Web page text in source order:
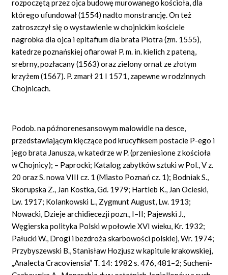
rozpoczętą przez ojca budowę murowanego kościoła, dla
którego ufundował (1554) nadto monstrancję. On też
zatroszczył się o wystawienie w chojnickim kościele
nagrobka dla ojca i epitafium dla brata Piotra (zm. 1555),
katedrze poznańskiej ofiarował P. m. in. kielich z pateną,
srebrny, pozłacany (1563) oraz zielony ornat ze złotym
krzyżem (1567). P. zmarł 21 I 1571, zapewne w rodzinnych
Chojnicach.
Podob. na późnorenesansowym malowidle na desce,
przedstawiającym klęczące pod krucyfiksem postacie P-ego i
jego brata Janusza, w katedrze w P. (przeniesione z kościoła
w Chojnicy); – Paprocki; Katalog zabytków sztuki w Pol., V z.
20 oraz S. nowa VIII cz. 1 (Miasto Poznań cz. 1); Bodniak S.,
Skorupska Z., Jan Kostka, Gd. 1979; Hartleb K., Jan Ocieski,
Lw. 1917; Kolankowski L., Zygmunt August, Lw. 1913;
Nowacki, Dzieje archidiecezji pozn., I–II; Pajewski J.,
Węgierska polityka Polski w połowie XVI wieku, Kr. 1932;
Pałucki W., Drogi i bezdroża skarbowości polskiej, Wr. 1974;
Przybyszewski B., Stanisław Hozjusz w kapitule krakowskiej,
„Analecta Cracoviensia” T. 14: 1982 s. 476, 481–2; Sucheni-